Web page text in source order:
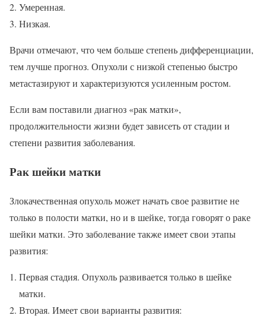
Умеренная.
Низкая.
Врачи отмечают, что чем больше степень дифференциации,
тем лучше прогноз. Опухоли с низкой степенью быстро
метастазируют и характеризуются усиленным ростом.
Если вам поставили диагноз «рак матки»,
продолжительности жизни будет зависеть от стадии и
степени развития заболевания.
Рак шейки матки
Злокачественная опухоль может начать свое развитие не
только в полости матки, но и в шейке, тогда говорят о раке
шейки матки. Это заболевание также имеет свои этапы
развития:
Первая стадия. Опухоль развивается только в шейке
матки.
Вторая. Имеет свои варианты развития: